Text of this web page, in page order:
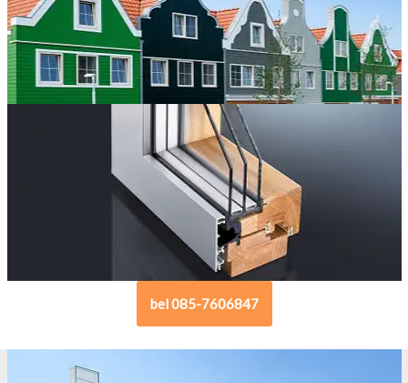
bel 085-7606847